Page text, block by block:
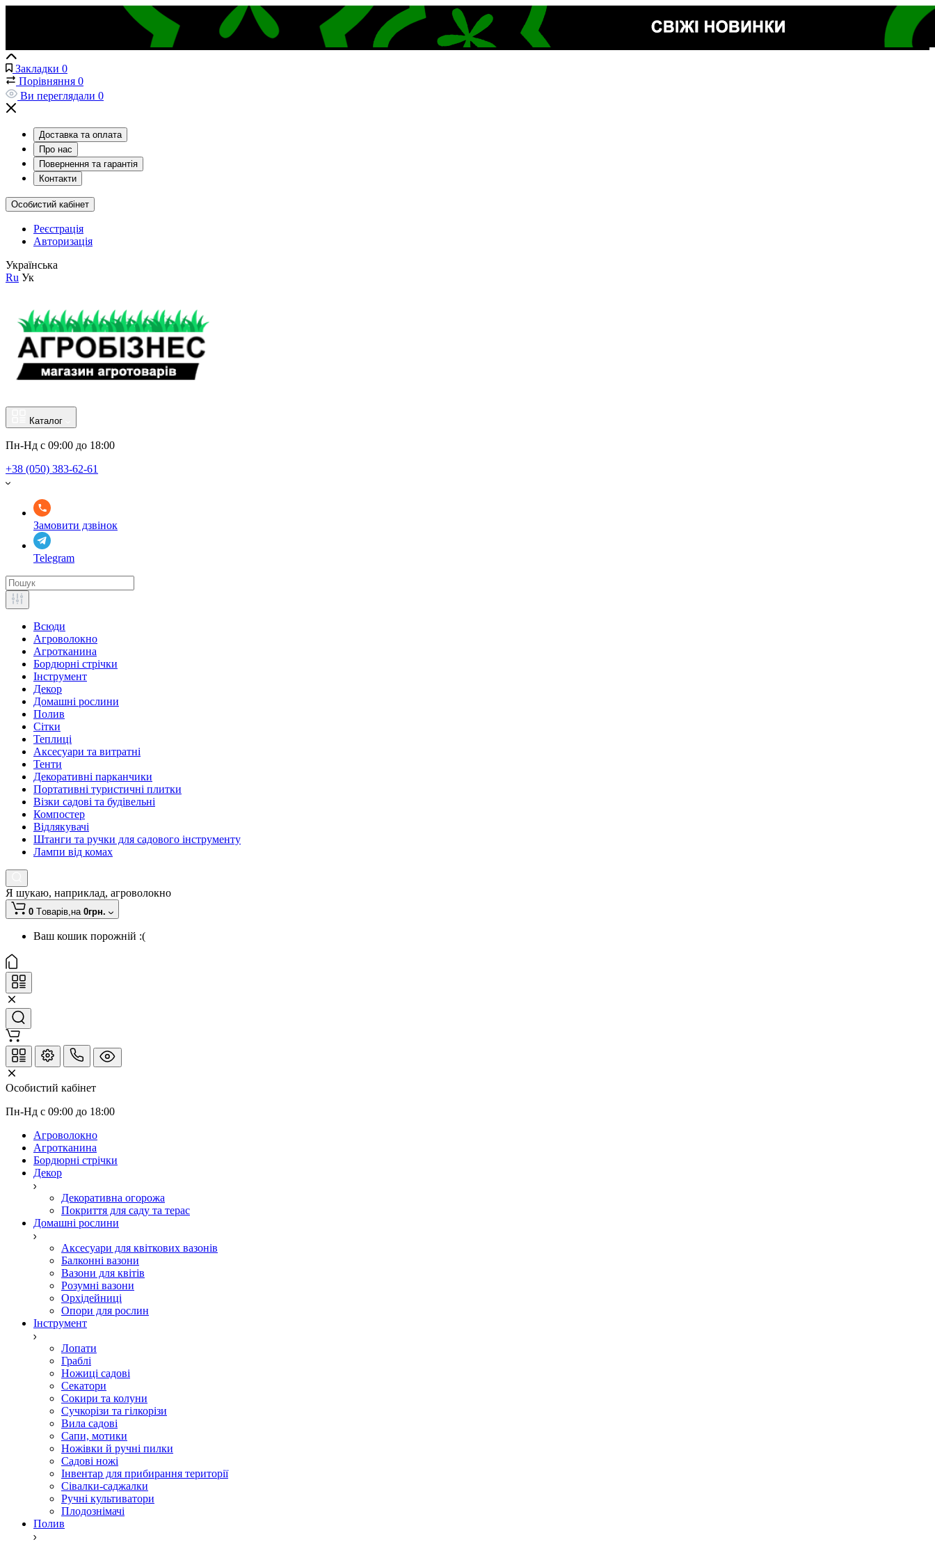
Закладки 0
Порівняння 0
Ви переглядали 0
Доставка та оплата
Про нас
Повернення та гарантія
Контакти
Особистий кабінет
Реєстрація
Авторизація
Українська
Ru Ук
Каталог
Пн-Нд с 09:00 до 18:00
+38 (050) 383-62-61
Замовити дзвінок
Telegram
Всюди
Агроволокно
Агротканина
Бордюрні стрічки
Інструмент
Декор
Домашні рослини
Полив
Сітки
Теплиці
Аксесуари та витратні
Тенти
Декоративні парканчики
Портативні туристичні плитки
Візки садові та будівельні
Компостер
Відлякувачі
Штанги та ручки для садового інструменту
Лампи від комах
Я шукаю, наприклад, агроволокно
0 Tоварів,на 0грн.
Ваш кошик порожній :(
Особистий кабінет
Пн-Нд с 09:00 до 18:00
Агроволокно
Агротканина
Бордюрні стрічки
Декор
Декоративна огорожа
Покриття для саду та терас
Домашні рослини
Аксесуари для квіткових вазонів
Балконні вазони
Вазони для квітів
Розумні вазони
Орхідейниці
Опори для рослин
Інструмент
Лопати
Граблі
Ножиці садові
Секатори
Сокири та колуни
Сучкорізи та гілкорізи
Вила садові
Сапи, мотики
Ножівки й ручні пилки
Садові ножі
Інвентар для прибирання території
Сівалки-саджалки
Ручні культиватори
Плодознімачі
Полив